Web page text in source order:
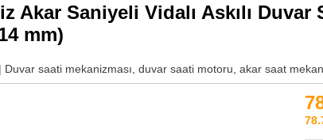
Akar Saniyeli Vidalı Askılı
mm)
Duvar saati mekanizması, duvar saati motoru, akar saat